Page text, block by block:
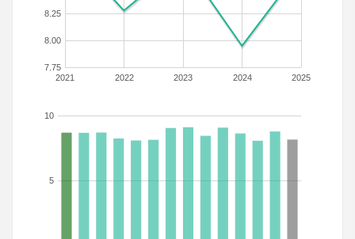
2021 2022 2023 2024 2025
7.75
8.00
8.25
5
10